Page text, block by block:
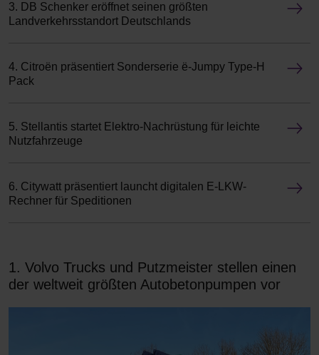
3. DB Schenker eröffnet seinen größten
Landverkehrsstandort Deutschlands
4. Citroën präsentiert Sonderserie ë-Jumpy Type-H
Pack
5. Stellantis startet Elektro-Nachrüstung für leichte
Nutzfahrzeuge
6. Citywatt präsentiert launcht digitalen E-LKW-
Rechner für Speditionen
1. Volvo Trucks und Putzmeister stellen einen
der weltweit größten Autobetonpumpen vor